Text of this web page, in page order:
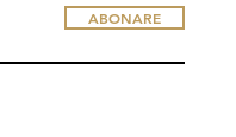
ABONARE